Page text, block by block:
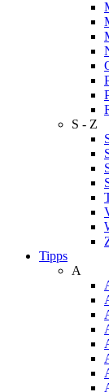
S - Z
Tipps
A